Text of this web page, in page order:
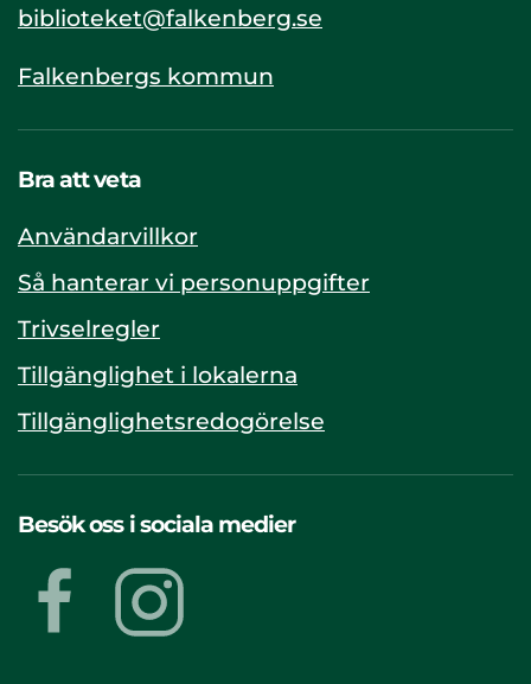
biblioteket@falkenberg.se
Falkenbergs kommun
Bra att veta
Användarvillkor
Så hanterar vi personuppgifter
Trivselregler
Tillgänglighet i lokalerna
Tillgänglighetsredogörelse
Besök oss i sociala medier